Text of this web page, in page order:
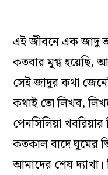
এই জীবনে এক জাদু
কতবার মুগ্ধ হয়েছি,
সেই জাদুর কথা
কথাই তো লিখব,
পেনসিলিয়া খবরিয়ার
কতকাল বাদে ঘুমের
আমাদের শেষ দ‌্যাখা।